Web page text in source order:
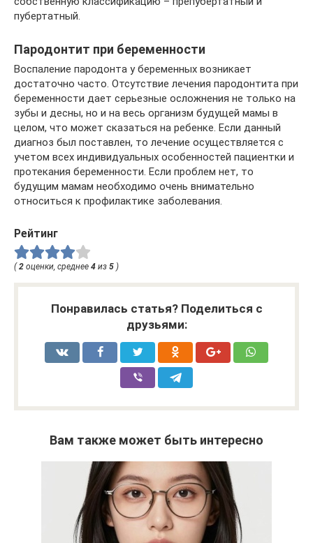
пубертатный.
Пародонтит при беременности
Воспаление пародонта у беременных возникает
достаточно часто. Отсутствие лечения пародонтита при
беременности дает серьезные осложнения не только на
зубы и десны, но и на весь организм будущей мамы в
целом, что может сказаться на ребенке. Если данный
диагноз был поставлен, то лечение осуществляется с
учетом всех индивидуальных особенностей пациентки и
протекания беременности. Если проблем нет, то
будущим мамам необходимо очень внимательно
относиться к профилактике заболевания.
Рейтинг
( 2 оценки, среднее 4 из 5 )
Понравилась статья? Поделиться с
друзьями:
Вам также может быть интересно